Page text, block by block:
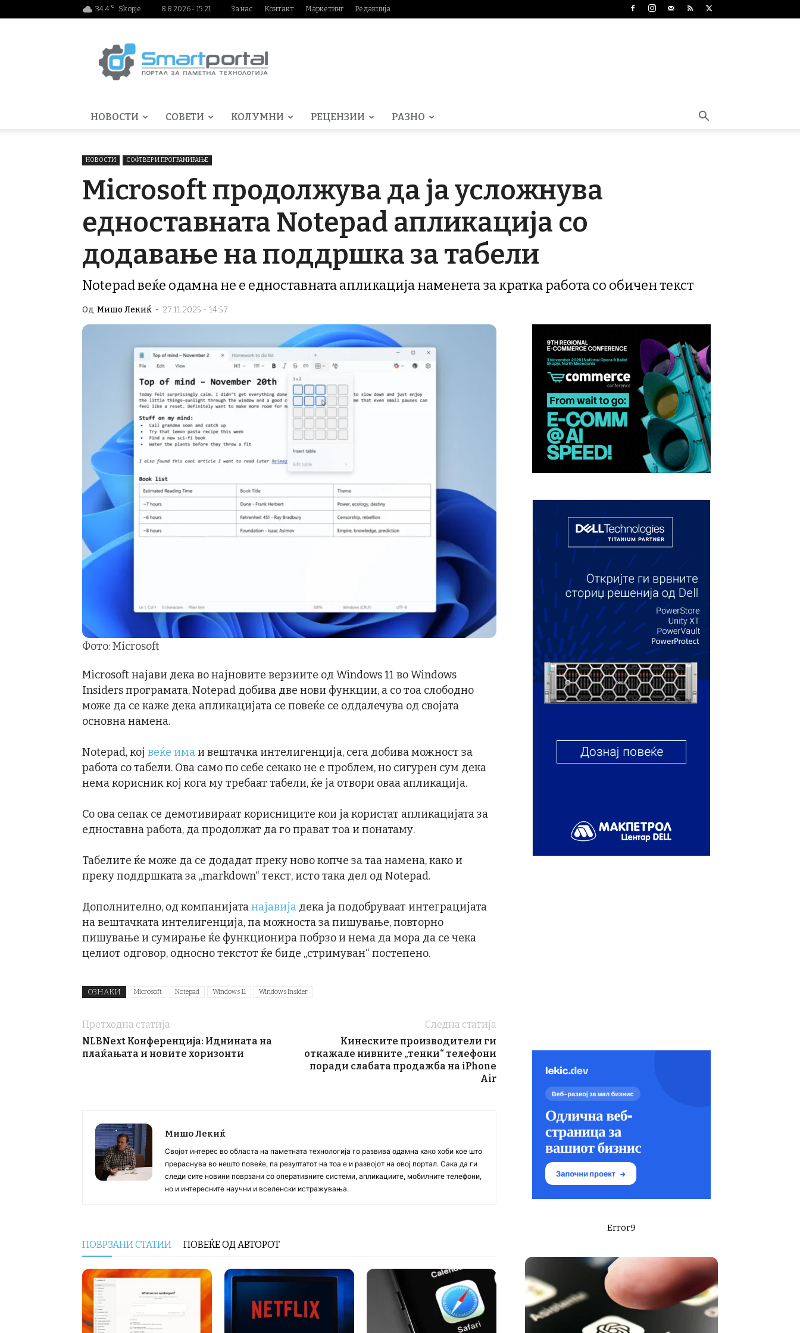
34.4 C Skopje 8.8.2026 - 15:21 За нас Контакт Маркетинг Редакција
НОВОСТИ СОВЕТИ КОЛУМНИ РЕЦЕНЗИИ РАЗНО
НОВОСТИ СОФТВЕР И ПРОГРАМИРАЊЕ
Microsoft продолжува да ја усложнува
едноставната Notepad апликација со
додавање на поддршка за табели
Notepad веќе одамна не е едноставната апликација наменета за кратка работа со обичен текст
Од Мишо Лекиќ - 27.11.2025 - 14:57
Фото: Microsoft
Microsoft најави дека во најновите верзиите од Windows 11 во Windows
Insiders програмата, Notepad добива две нови функции, а со тоа слободно
може да се каже дека апликацијата се повеќе се оддалечува од својата
основна намена.
Notepad, кој веќе има и вештачка интелигенција, сега добива можност за
работа со табели. Ова само по себе секако не е проблем, но сигурен сум дека
нема корисник кој кога му требаат табели, ќе ја отвори оваа апликација.
Со ова сепак се демотивираат корисниците кои ја користат апликацијата за
едноставна работа, да продолжат да го прават тоа и понатаму.
Табелите ќе може да се додадат преку ново копче за таа намена, како и
преку поддршката за „markdown“ текст, исто така дел од Notepad.
Дополнително, од компанијатанајавија дека ја подобруваат интеграцијата
на вештачката интелигенција, па можноста за пишување, повторно
пишување и сумирање ќе функционира побрзо и нема да мора да се чека
целиот одговор, односно текстот ќе биде „стримуван“ постепено.
ОЗНАКИ Microsoft Notepad Windows 11 Windows Insider
Претходна статија
NLBNext Конференција: Иднината на
плаќањата и новите хоризонти
Следна статија
Кинеските производители ги
откажале нивните „тенки“ телефони
поради слабата продажба на iPhone
Air
Мишо Лекиќ
Својот интерес во областа на паметната технологија го развива одамна како хоби кое што
прераснува во нешто повеќе, па резултатот на тоа е и развојот на овој портал. Сака да ги
следи сите новини поврзани со оперативните системи, апликациите, мобилните телефони,
но и интересните научни и вселенски истражувања.
ПОВРЗАНИ СТАТИИ ПОВЕЌЕ ОД АВТОРОТ
Error9